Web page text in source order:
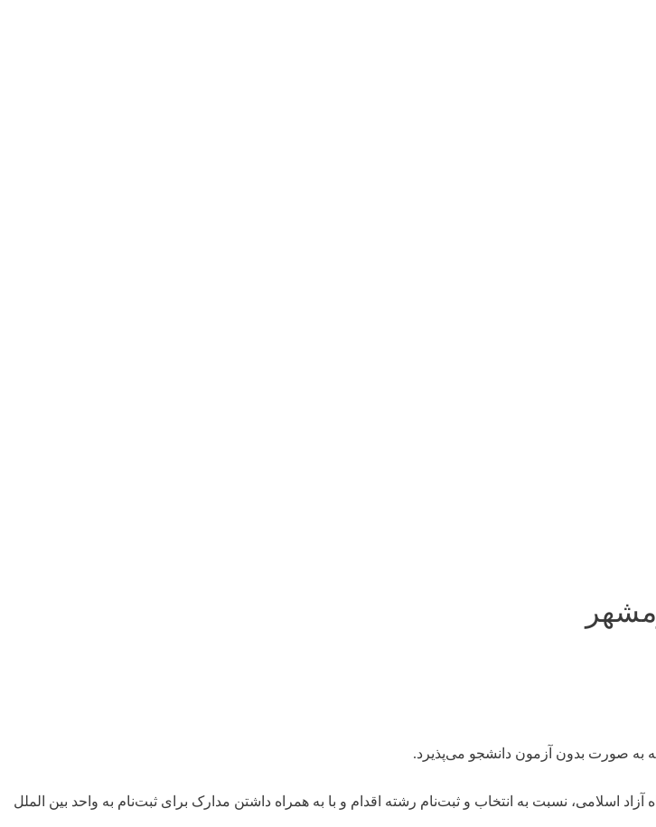
اسلامی، نسبت به انتخاب و ثبت‌نام رشته اقدام و با به همراه داشتن مدارک برای ثبت‌نام به واحد بین الملل